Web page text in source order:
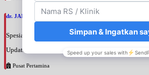
dr. JANUAR HABIBI, SpP
Spesialis: Paru
Update terakhir: 2026-08-07 20:23:50
Pusat Pertamina